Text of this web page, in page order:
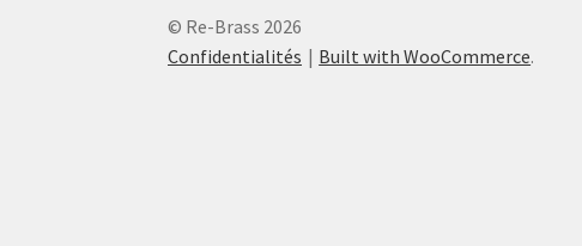
© Re-Brass 2026
Confidentialités
Built with WooCommerce.